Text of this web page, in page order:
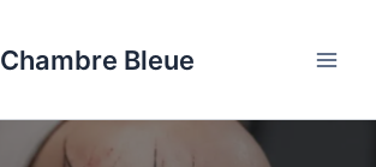
Bleue